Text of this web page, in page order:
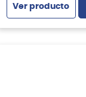
Ver producto